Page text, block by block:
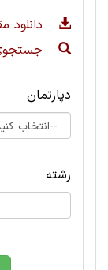
دانلود
دپارتمان
رشته